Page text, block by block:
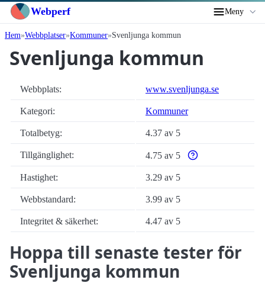
Webperf Meny
Hem Webbplatser Kommuner Svenljunga kommun
Svenljunga kommun
Webbplats: www.svenljunga.se
Kategori: Kommuner
Totalbetyg: 4.37 av 5
Tillgänglighet: 4.75 av 5
Varför enbart
Hastighet:
3.29 av 5
Webbstandard: 3.99 av 5
Integritet & säkerhet: 4.47 av 5
Hoppa till senaste tester för
Svenljunga kommun